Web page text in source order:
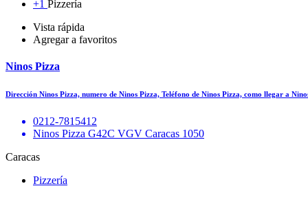
+1 Pizzería
Vista rápida
Agregar a favoritos
Ninos Pizza
Dirección Ninos Pizza, numero de Ninos Pizza, Teléfono de Ninos Pizza, como llegar a
0212-7815412
Ninos Pizza G42C VGV Caracas 1050
Caracas
Pizzería